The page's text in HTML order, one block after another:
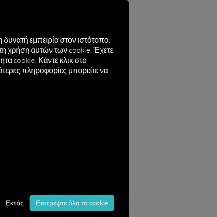
RIO
στην πλατφόρμα
είτε για την κράτηση μιας
εμπειρία στον ιστότοπο.
χρήση αυτών των cookie. Έχετε
cookie. Κάντε κλικ στο
πληροφορίες μπορείτε να
Εκτός Επιτρέψτε όλα τα cookie